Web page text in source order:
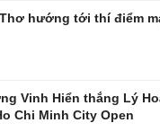
Bóng đá
Thế giới thể
hướng tới thí điểm
Vinh Hiển thắng Lý
Chi Minh City Open